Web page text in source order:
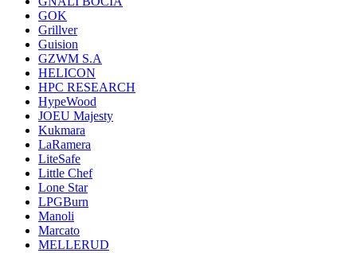
GOK
Grillver
Guision
GZWM S.A
HELICON
HPC RESEARCH
HypeWood
JOEU Majesty
Kukmara
LaRamera
LiteSafe
Little Chef
Lone Star
LPGBurn
Manoli
Marcato
MELLERUD